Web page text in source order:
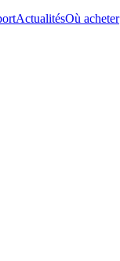
ActualitésOù acheter